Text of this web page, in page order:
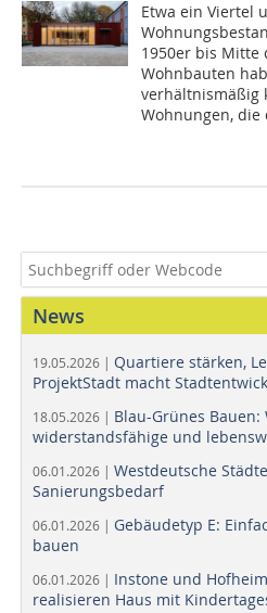
Etwa ein Viertel
1950er bis Mitte
Wohnbauten
verhältnismäßig
Wohnungen, die
News
19.05.2026 | Quartiere stärken,
ProjektStadt macht
18.05.2026 | Blau-Grünes Bauen:
widerstandsfähige und
06.01.2026 | Westdeutsche
Sanierungsbedarf
06.01.2026 | Gebäudetyp E:
bauen
06.01.2026 | Instone und
realisieren Haus mit